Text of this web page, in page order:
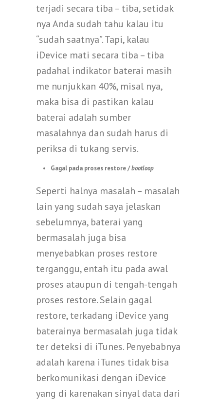
terjadi secara tiba – tiba, setidak
nya Anda sudah tahu kalau itu
“sudah saatnya”. Tapi, kalau
iDevice mati secara tiba – tiba
padahal indikator baterai masih
me nunjukkan 40%, misal nya,
maka bisa di pastikan kalau
baterai adalah sumber
masalahnya dan sudah harus di
periksa di tukang servis.
Gagal pada proses restore /bootloop
Seperti halnya masalah – masalah
lain yang sudah saya jelaskan
sebelumnya, baterai yang
bermasalah juga bisa
menyebabkan proses restore
terganggu, entah itu pada awal
proses ataupun di tengah-tengah
proses restore. Selain gagal
restore, terkadang iDevice yang
baterainya bermasalah juga tidak
ter deteksi di iTunes. Penyebabnya
adalah karena iTunes tidak bisa
berkomunikasi dengan iDevice
yang di karenakan sinyal data dari